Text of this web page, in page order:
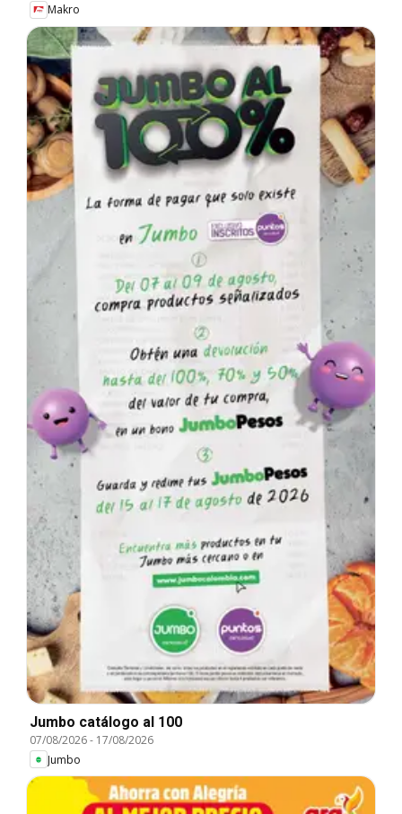
Makro
Jumbo catálogo al 100
07/08/2026- 17/08/2026
Jumbo